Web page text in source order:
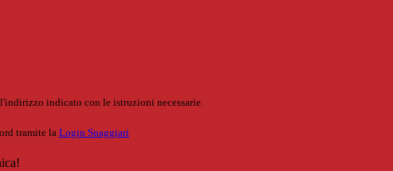
indicato con le istruzioni necessarie.
tramite la Login Spaggiari